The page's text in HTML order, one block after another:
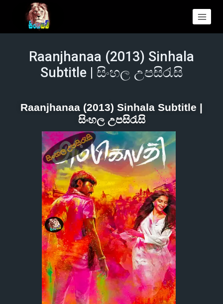
Raanjhanaa (2013) Sinhala
Subtitle | සිංහල උපසිරැසි
Raanjhanaa (2013) Sinhala Subtitle |
සිංහල උපසිරැසි